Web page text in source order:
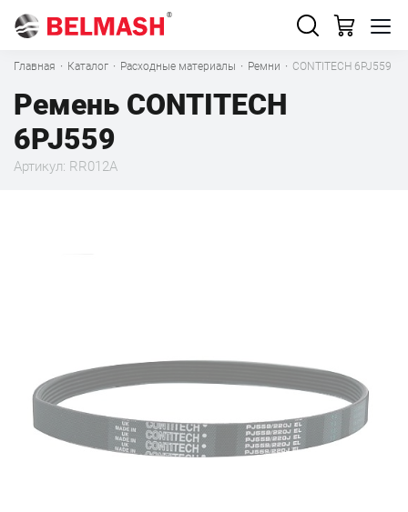
Главная · Каталог · Расходные материалы · Ремни · CONTITECH 6PJ559
Ремень CONTITECH
6PJ559
Артикул: RR012A